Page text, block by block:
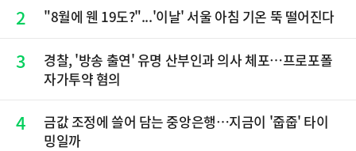
2 "8월에 웬 19도?"...'이날' 서울 아침 기온 뚝 떨어진다
3
경찰, '방송 출연' 유명 산부인과 의사 체포…프로포폴
자가투약 혐의
4
금값 조정에 쓸어 담는 중앙은행…지금이 '줍줍' 타이
밍일까